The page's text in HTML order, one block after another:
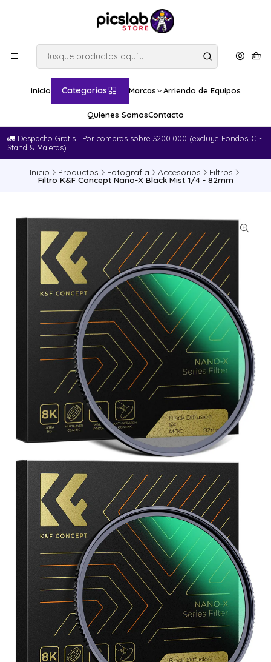
Inicio Categorías Marcas Arriendo de Equipos
Quienes SomosContacto
🚛​ Despacho Gratis | Por compras sobre $200.000 (excluye Fondos, C -
Stand & Maletas)
Inicio Productos Fotografía Accesorios Filtros
Filtro K&F Concept Nano-X Black Mist 1/4 - 82mm